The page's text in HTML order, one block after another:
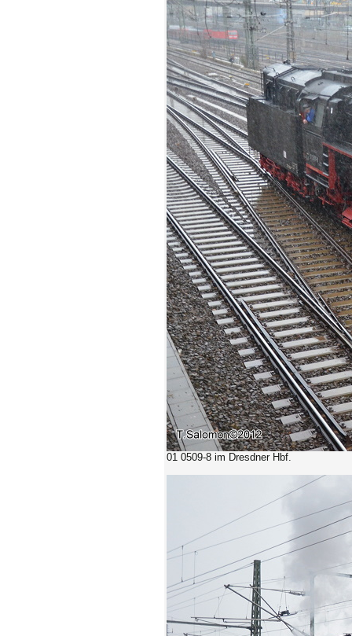
01 0509-8 im Dresdner Hbf.